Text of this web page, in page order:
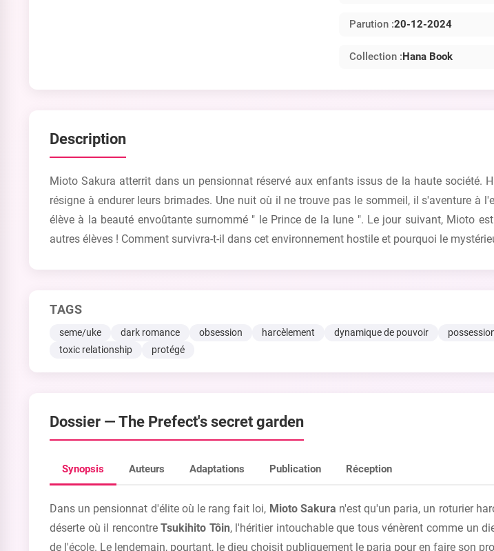
Parution :20-12-2024
Collection :Hana Book
Description
Mioto Sakura atterrit dans un pensionnat réservé aux enfants issus de la haute société.
résigne à endurer leurs brimades. Une nuit où il ne trouve pas le sommeil, il s'aventure à
élève à la beauté envoûtante surnommé " le Prince de la lune ". Le jour suivant, Mioto
autres élèves ! Comment survivra-t-il dans cet environnement hostile et pourquoi le
TAGS
seme/uke dark romance obsession harcèlement dynamique de pouvoir
toxic relationship
protégé
Dossier —The Prefect's secret garden
Synopsis Auteurs Adaptations Publication Réception
Dans un pensionnat d'élite où le rang fait loi, Mioto Sakura n'est qu'un paria, un roturier
déserte où il rencontreTsukihito Tôin, l'héritier intouchable que tous vénèrent comme un
de l'école. Le lendemain, pourtant, le dieu choisit publiquement le paria pour en faire son